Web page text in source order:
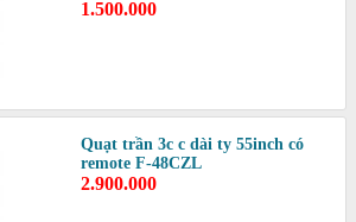
1.500.000
Quạt trần 3c c dài ty 55inch có
remote F-48CZL
2.900.000